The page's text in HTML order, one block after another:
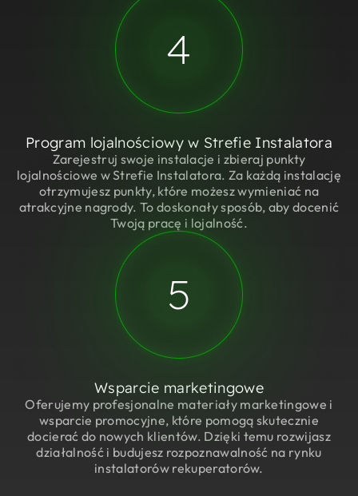
4
Program lojalnościowy w Strefie Instalatora
Zarejestruj swoje instalacje i zbieraj punkty
lojalnościowe w Strefie Instalatora. Za każdą instalację
otrzymujesz punkty, które możesz wymieniać na
atrakcyjne nagrody. To doskonały sposób, aby docenić
Twoją pracę i lojalność.
5
Wsparcie marketingowe
Oferujemy profesjonalne materiały marketingowe i
wsparcie promocyjne, które pomogą skutecznie
docierać do nowych klientów. Dzięki temu rozwijasz
działalność i budujesz rozpoznawalność na rynku
instalatorów rekuperatorów.